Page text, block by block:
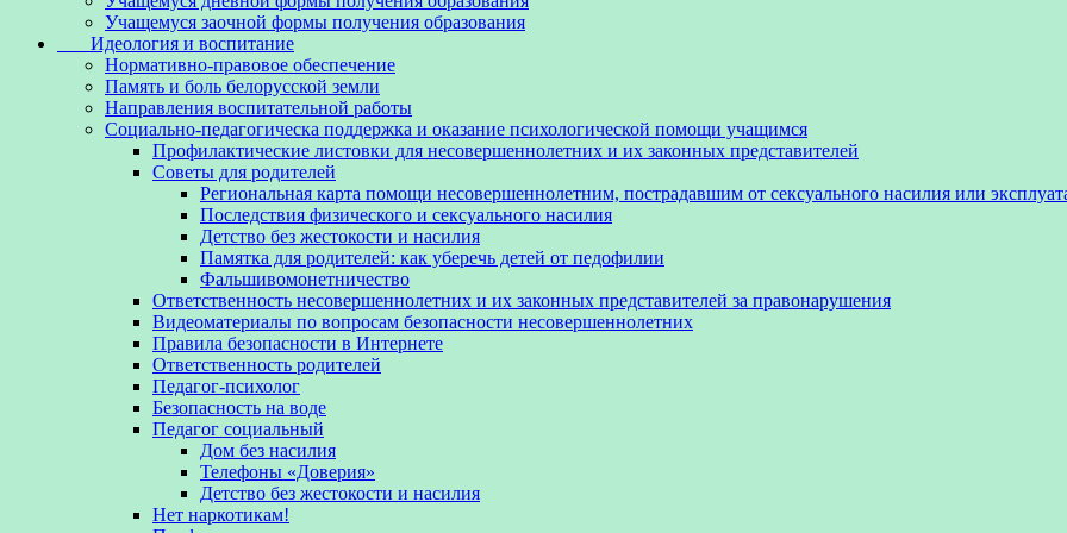
Учащемуся заочной формы получения образования
Идеология и воспитание
Нормативно-правовое обеспечение
Память и боль белорусской земли
Направления воспитательной работы
Социально-педагогическа поддержка и оказание психологической помощи учащимся
Профилактические листовки для несовершеннолетних и их законных представителей
Советы для родителей
Региональная карта помощи несовершеннолетним, пострадавшим от сексуального насилия или
Последствия физического и сексуального насилия
Детство без жестокости и насилия
Памятка для родителей: как уберечь детей от педофилии
Фальшивомонетничество
Ответственность несовершеннолетних и их законных представителей за правонарушения
Видеоматериалы по вопросам безопасности несовершеннолетних
Правила безопасности в Интернете
Ответственность родителей
Педагог-психолог
Безопасность на воде
Педагог социальный
Дом без насилия
Телефоны «Доверия»
Детство без жестокости и насилия
Нет наркотикам!